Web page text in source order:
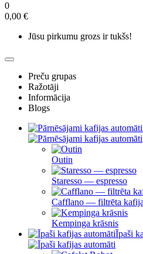
0
0,00 €
Jūsu pirkumu grozs ir tukšs!
Preču grupas
Ražotāji
Informācija
Blogs
Outin
Staresso — espresso
Cafflano — filtrēta kafija
Kempinga krāsnis
Īpaši